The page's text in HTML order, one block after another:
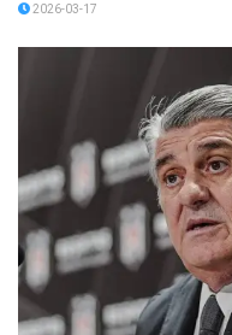
2026-03-17